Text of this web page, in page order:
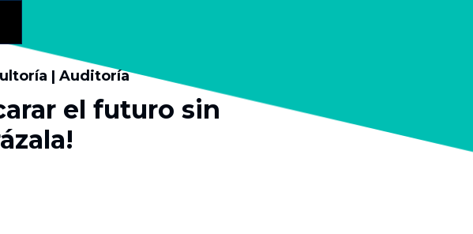
| Auditoría
el futuro sin